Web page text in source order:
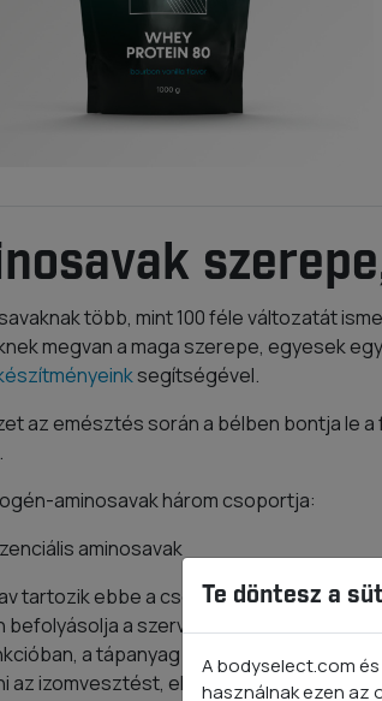
több, mint 100 féle változatát
megvan a maga szerepe, egyesek
segítségével.
az emésztés során a bélben bontja le
aminosavak három csoportja:
aminosavak
tartozik ebbe a csoportba, amelyet a
befolyásolja a szervezet működését.
a tápanyag felszívódásában, de
az izomvesztést, elősegítik a
Te döntesz a
A bodyselect.com
használnak ezen az